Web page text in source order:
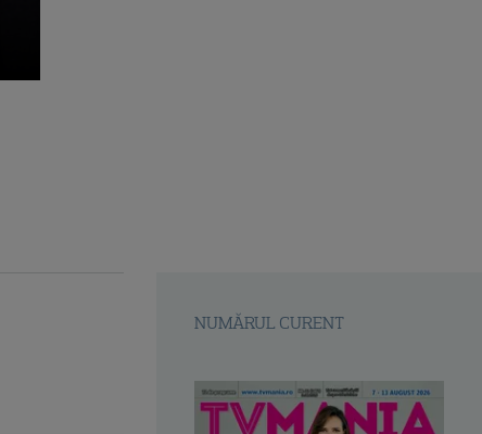
NUMĂRUL CURENT